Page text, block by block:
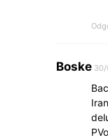
Boske 30/